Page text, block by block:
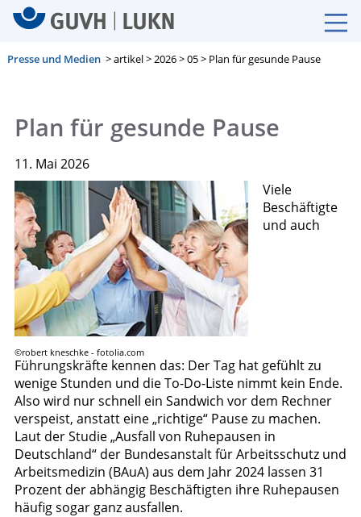
Presse und Medien > artikel > 2026 > 05 > Plan für gesunde Pause
Plan für gesunde Pause
11. Mai 2026
©robert kneschke - fotolia.com
Viele
Beschäftigte
und auch
Führungskräfte kennen das: Der Tag hat gefühlt zu
wenige Stunden und die To-Do-Liste nimmt kein Ende.
Also wird nur schnell ein Sandwich vor dem Rechner
verspeist, anstatt eine „richtige“ Pause zu machen.
Laut der Studie „Ausfall von Ruhepausen in
Deutschland“ der Bundesanstalt für Arbeitsschutz und
Arbeitsmedizin (BAuA) aus dem Jahr 2024 lassen 31
Prozent der abhängig Beschäftigten ihre Ruhepausen
häufig sogar ganz ausfallen.